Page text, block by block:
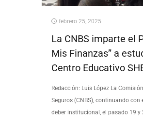
febrero 25, 2025
La CNBS imparte el
Mis Finanzas” a
Centro Educativo
Redacción: Luis López​ La
Seguros (CNBS), continuando
deber institucional, el pasado 19 y